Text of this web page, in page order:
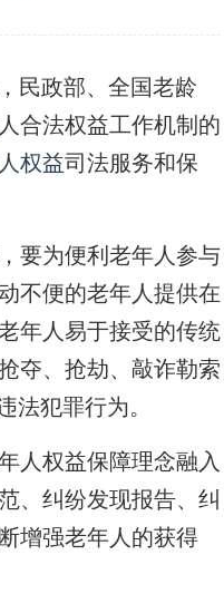
民政部、全国老龄
合法权益工作机制的
权益司法服务和保
要为便利老年人参与
不便的老年人提供在
年人易于接受的传统
夺、抢劫、敲诈勒索
法犯罪行为。
人权益保障理念融入
、纠纷发现报告、纠
增强老年人的获得